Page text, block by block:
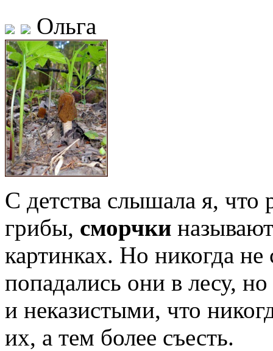
Ольга
С детства слышала я, что
грибы, сморчки
картинках. Но никогда
попадались они в лесу,
и неказистыми, что
их, а тем более съесть.